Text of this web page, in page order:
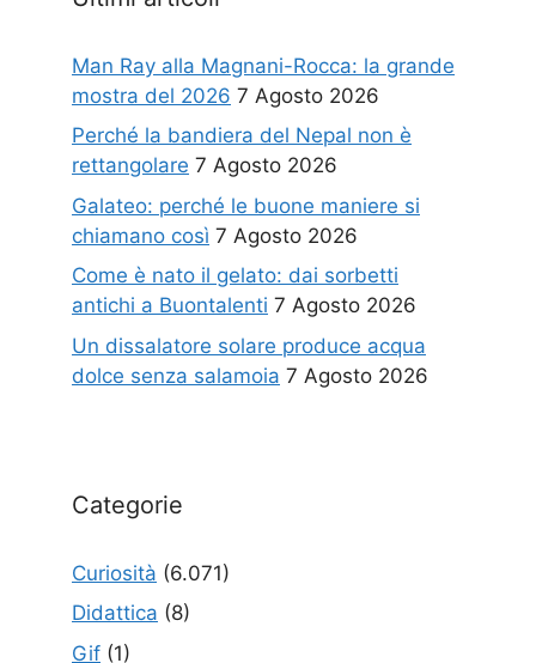
Man Ray alla Magnani-Rocca: la grande
mostra del 2026 7 Agosto 2026
Perché la bandiera del Nepal non è
rettangolare 7 Agosto 2026
Galateo: perché le buone maniere si
chiamano così 7 Agosto 2026
Come è nato il gelato: dai sorbetti
antichi a Buontalenti 7 Agosto 2026
Un dissalatore solare produce acqua
dolce senza salamoia 7 Agosto 2026
Categorie
Curiosità (6.071)
Didattica (8)
Gif (1)